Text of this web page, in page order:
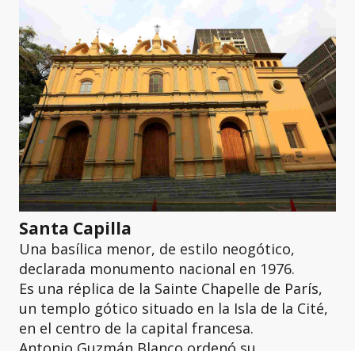
Santa Capilla
Una basílica menor, de estilo neogótico,
declarada monumento nacional en 1976.
Es una réplica de la Sainte Chapelle de París,
un templo gótico situado en la Isla de la Cité,
en el centro de la capital francesa.